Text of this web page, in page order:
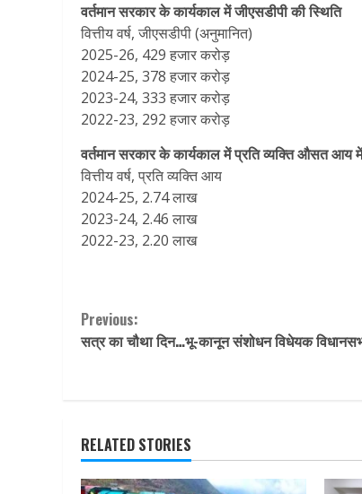
वर्तमान सरकार के कार्यकाल में जीएसडीपी की स्थिति
वित्तीय वर्ष, जीएसडीपी (अनुमानित)
2025-26, 429 हजार करोड़
2024-25, 378 हजार करोड़
2023-24, 333 हजार करोड़
2022-23, 292 हजार करोड़
वर्तमान सरकार के कार्यकाल में प्रति व्यक्ति औसत आय में
वित्तीय वर्ष, प्रति व्यक्ति आय
2024-25, 2.74 लाख
2023-24, 2.46 लाख
2022-23, 2.20 लाख
Continue
Reading
Previous:
सत्र का चौथा दिन…भू-कानून संशोधन विधेयक
RELATED STORIES